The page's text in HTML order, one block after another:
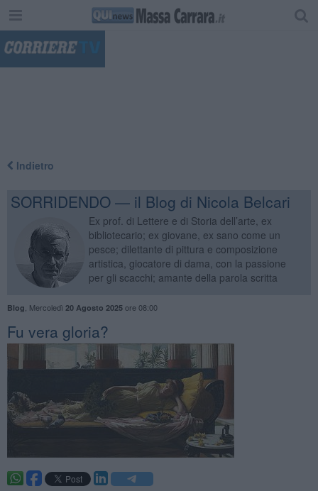
Indietro
SORRIDENDO — il Blog di Nicola Belcari
Ex prof. di Lettere e di Storia dell’arte, ex
bibliotecario; ex giovane, ex sano come un
pesce; dilettante di pittura e composizione
artistica, giocatore di dama, con la passione
per gli scacchi; amante della parola scritta
Blog Mercoledì 20 Agosto 2025ore 08:00
Fu vera gloria?